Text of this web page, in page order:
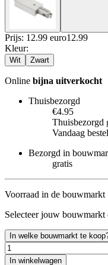
Prijs: 12.99 euro12.99
Kleur:
Wit Zwart
Online bijna uitverkocht
Thuisbezorgd
€4.95
Thuisbezorgd
Vandaag
Bezorgd in
gratis
Voorraad in de bouwmarkt
Selecteer jouw
In welke bouwmarkt te
In winkelwagen